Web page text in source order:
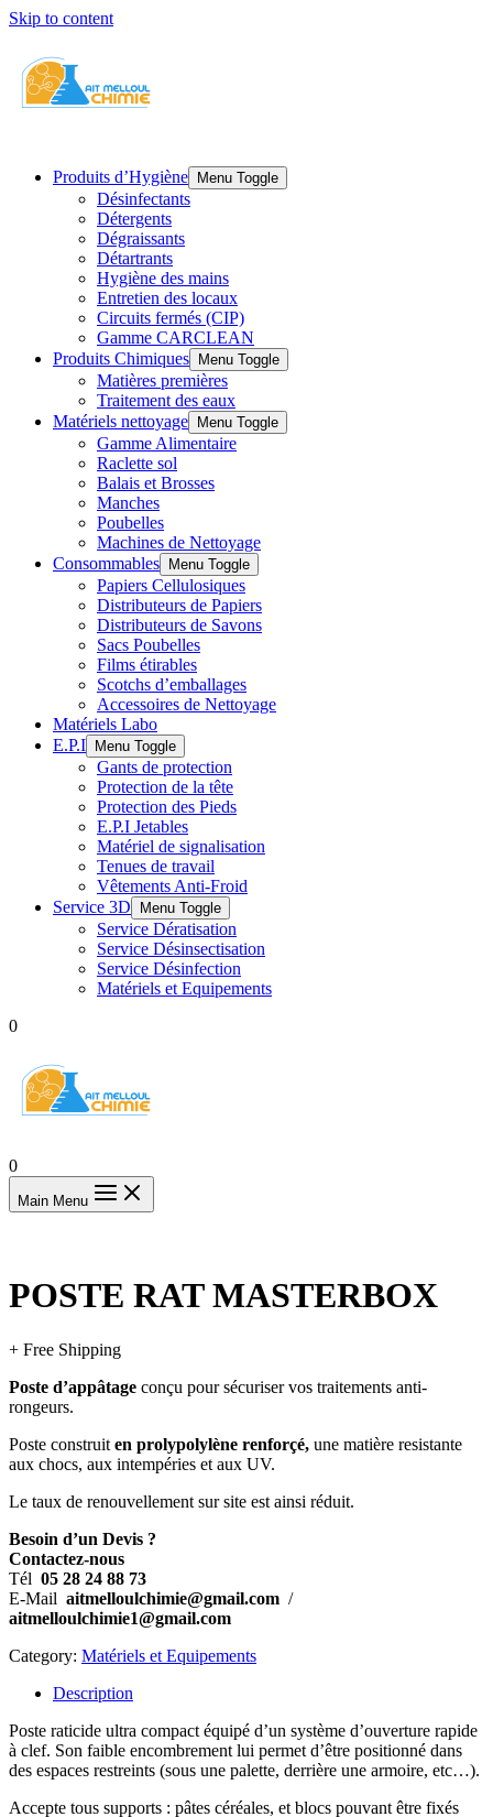
Skip to content
Produits d’Hygiène Menu Toggle
Désinfectants
Détergents
Dégraissants
Détartrants
Hygiène des mains
Entretien des locaux
Circuits fermés (CIP)
Gamme CARCLEAN
Produits Chimiques
Menu Toggle
Matières premières
Traitement des eaux
Matériels nettoyage
Menu Toggle
Gamme Alimentaire
Raclette sol
Balais et Brosses
Manches
Poubelles
Machines de Nettoyage
Consommables
Menu Toggle
Papiers Cellulosiques
Distributeurs de Papiers
Distributeurs de Savons
Sacs Poubelles
Films étirables
Scotchs d’emballages
Accessoires de Nettoyage
Matériels Labo
E.P.I
Menu Toggle
Gants de protection
Protection de la tête
Protection des Pieds
E.P.I Jetables
Matériel de signalisation
Tenues de travail
Vêtements Anti-Froid
Service 3D
Menu Toggle
Service Dératisation
Service Désinsectisation
Service Désinfection
Matériels et Equipements
0
0
Main Menu
POSTE RAT MASTERBOX
+ Free Shipping
Poste d’appâtage conçu pour sécuriser vos traitements anti-
rongeurs.
Poste construit en prolypolylène renforçé, une matière resistante
aux chocs, aux intempéries et aux UV.
Le taux de renouvellement sur site est ainsi réduit.
Besoin d’un Devis ?
Contactez-nous
Tél 05 28 24 88 73
E-Mail aitmelloulchimie@gmail.com /
aitmelloulchimie1@gmail.com
Category: Matériels et Equipements
Description
Poste raticide ultra compact équipé d’un système d’ouverture rapide
à clef. Son faible encombrement lui permet d’être positionné dans
des espaces restreints (sous une palette, derrière une armoire, etc…).
Accepte tous supports : pâtes céréales, et blocs pouvant être fixés